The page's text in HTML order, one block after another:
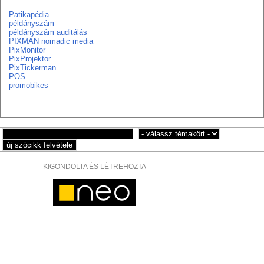
Patikapédia
példányszám
példányszám auditálás
PIXMAN nomadic media
PixMonitor
PixProjektor
PixTickerman
POS
promobikes
KIGONDOLTA ÉS LÉTREHOZTA